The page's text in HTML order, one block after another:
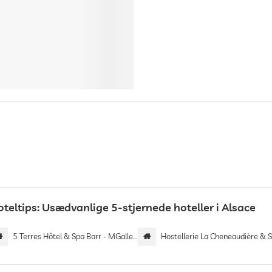
Usædvanlige 5-stjernede hoteller i Alsace
5 Terres Hôtel & Spa Barr - MGallery Hotel Collection Hostellerie La Cheneaudière &